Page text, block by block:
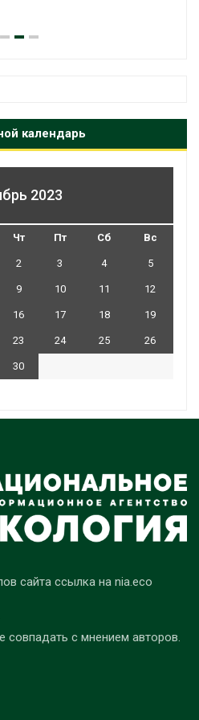
календарь
2023
Чт Пт Сб Вс
2 3 4 5
9 10 11 12
16 17 18 19
23 24 25 26
30
сайта ссылка на nia.eco
с мнением авторов.